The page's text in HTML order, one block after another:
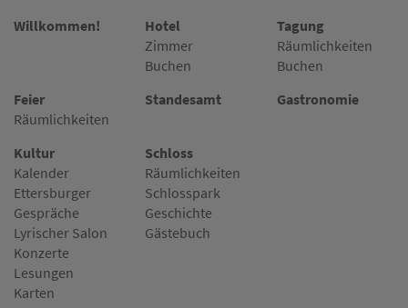
Willkommen!
Hotel
Zimmer
Buchen
Tagung
Räumlichkeiten
Buchen
Feier
Räumlichkeiten
Standesamt Gastronomie
Kultur
Kalender
Ettersburger
Gespräche
Lyrischer Salon
Konzerte
Lesungen
Karten
Schloss
Räumlichkeiten
Schlosspark
Geschichte
Gästebuch